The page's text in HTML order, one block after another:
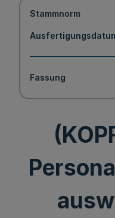
Stammnorm
Fassung